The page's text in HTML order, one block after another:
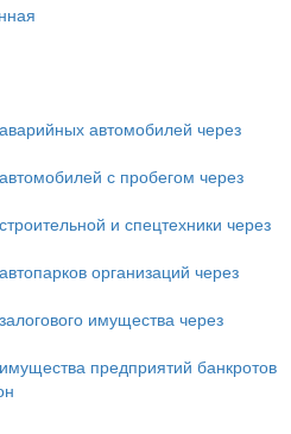
автомобилей через
с пробегом через
и спецтехники через
организаций через
имущества через
предприятий банкротов